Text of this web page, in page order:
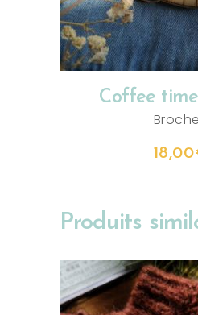
Coffee
18,00
Produits